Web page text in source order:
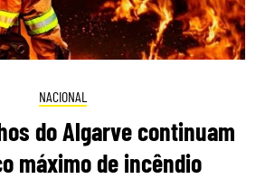
NACIONAL
do Algarve continuam
máximo de incêndio